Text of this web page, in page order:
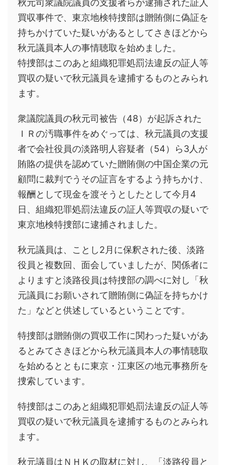
秋元司衆議院議員の支援者らが逮捕された証人
買収事件で、東京地検特捜部は贈賄側に偽証を
持ちかけていた疑いがあるとしてさきほどから
秋元議員本人の事情聴取を始めました。
特捜部はこのあと組織犯罪処罰法違反の証人等
買収の疑いで秋元議員を逮捕するものとみられ
ます。
衆議院議員の秋元司被告（48）が起訴された
ＩＲの汚職事件をめぐっては、秋元議員の支援
者で会社役員の淡路明人容疑者（54）ら3人が
賄賂の提供を認めていた贈賄側の中国企業の元
顧問に裁判でうその証言をするよう持ちかけ、
報酬として現金を渡そうとしたとして今月4
日、組織犯罪処罰法違反の証人等買収の疑いで
東京地検特捜部に逮捕されました。
秋元議員は、ことし2月に保釈された後、淡路
役員と複数回、面会していましたが、関係者に
よりますと淡路役員は特捜部の調べに対し「秋
元議員にお願いされて贈賄側に偽証を持ちかけ
た」などと供述しているということです。
特捜部は贈賄側の買収工作に関わった疑いがあ
るとみてさきほどから秋元議員本人の事情聴取
を始めるとともに東京・江東区の地元事務所を
捜索しています。
特捜部はこのあと組織犯罪処罰法違反の証人等
買収の疑いで秋元議員を逮捕するものとみられ
ます。
秋元議員はＮＨＫの取材に対し、「淡路役員と